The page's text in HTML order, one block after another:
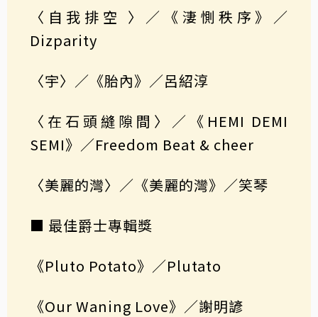
〈自我排空 〉／《淒惻秩序》／
Dizparity
〈宇〉／《胎內》／呂紹淳
〈在石頭縫隙間〉／《HEMI DEMI
SEMI》／Freedom Beat & cheer
〈美麗的灣〉／《美麗的灣》／笑琴
■ 最佳爵士專輯獎
《Pluto Potato》／Plutato
《Our Waning Love》／謝明諺